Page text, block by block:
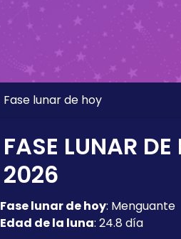
Fase lunar de hoy
FASE LUNAR DE
2026
Fase lunar de hoy: Menguante
Edad de la luna: 24.8 día